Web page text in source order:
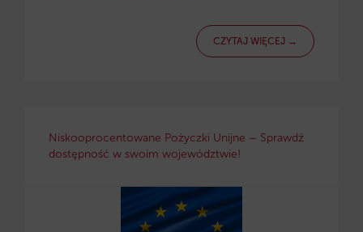
CZYTAJ WIĘCEJ →
Niskooprocentowane Pożyczki Unijne – Sprawdź
dostępność w swoim województwie!